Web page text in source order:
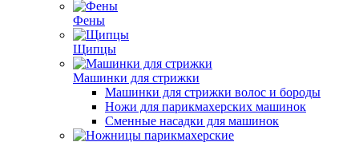
Фены
Щипцы
Машинки для стрижки
Машинки для стрижки волос и бороды
Ножи для парикмахерских машинок
Сменные насадки для машинок